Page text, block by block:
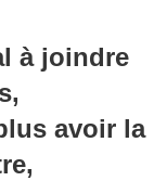
à joindre
avoir la